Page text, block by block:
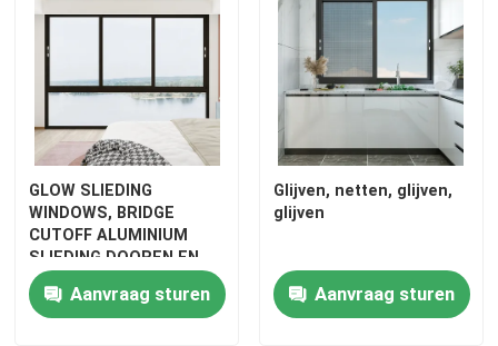
GLOW SLIEDING
WINDOWS, BRIDGE
CUTOFF ALUMINIUM
SLIEDING DOOREN EN
VINDERS, BLUE LIGHT
GLASS SLIEDING
WINDOWS
Aanvraag sturen
Glijven, netten, glijven,
glijven
Aanvraag sturen